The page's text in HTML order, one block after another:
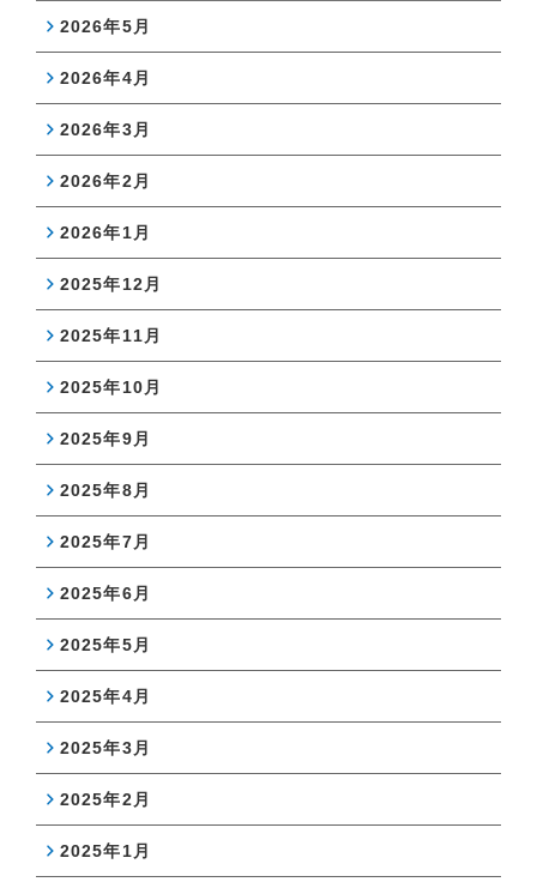
2026年5月
2026年4月
2026年3月
2026年2月
2026年1月
2025年12月
2025年11月
2025年10月
2025年9月
2025年8月
2025年7月
2025年6月
2025年5月
2025年4月
2025年3月
2025年2月
2025年1月